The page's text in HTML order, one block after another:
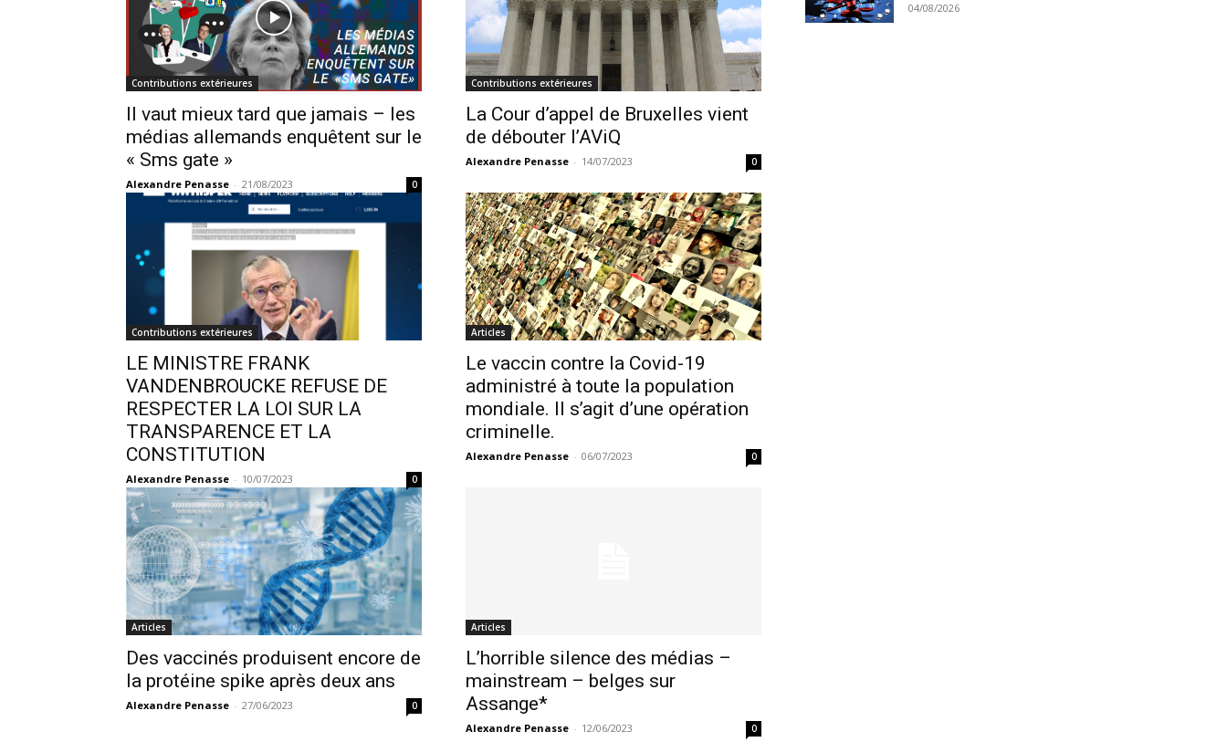
Contributions extérieures
Il vaut mieux tard que jamais – les
médias allemands enquêtent sur le
« Sms gate »
Alexandre Penasse - 21/08/2023 0
Contributions extérieures
La Cour d’appel de Bruxelles vient
de débouter l’AViQ
Alexandre Penasse - 14/07/2023 0
Contributions extérieures
LE MINISTRE FRANK
VANDENBROUCKE REFUSE DE
RESPECTER LA LOI SUR LA
TRANSPARENCE ET LA
CONSTITUTION
Alexandre Penasse - 10/07/2023 0
Articles
Le vaccin contre la Covid-19
administré à toute la population
mondiale. Il s’agit d’une opération
criminelle.
Alexandre Penasse - 06/07/2023 0
Articles
Des vaccinés produisent encore de
la protéine spike après deux ans
Alexandre Penasse - 27/06/2023 0
Articles
L’horrible silence des médias –
mainstream – belges sur
Assange*
Alexandre Penasse - 12/06/2023 0
04/08/2026